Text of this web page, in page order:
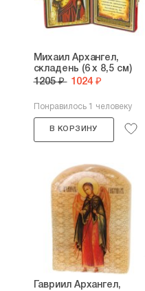
Михаил Архангел,
складень (6 х 8,5 см)
1205 ₽ 1024 ₽
Понравилось 1 человеку
В КОРЗИНУ
Гавриил Архангел,